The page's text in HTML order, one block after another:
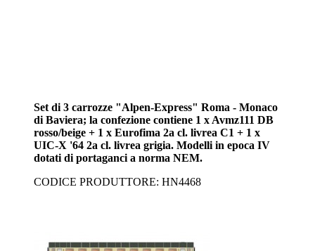
Set di 3 carrozze "Alpen-Express" Roma - Monaco
di Baviera; la confezione contiene 1 x Avmz111 DB
rosso/beige + 1 x Eurofima 2a cl. livrea C1 + 1 x
UIC-X '64 2a cl. livrea grigia. Modelli in epoca IV
dotati di portaganci a norma NEM.
CODICE PRODUTTORE: HN4468